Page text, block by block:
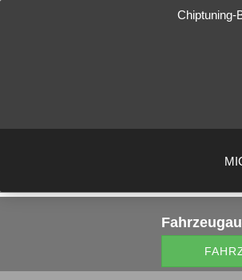
Chiptuning-